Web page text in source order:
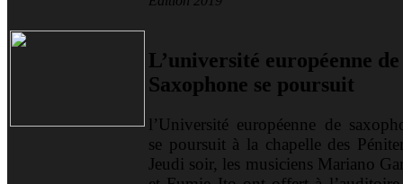
L’université européenne de
Saxophone se poursuit
l’Université européenne de
se poursuit à la chapelle des
Jeudi soir, les musiciens Mariano